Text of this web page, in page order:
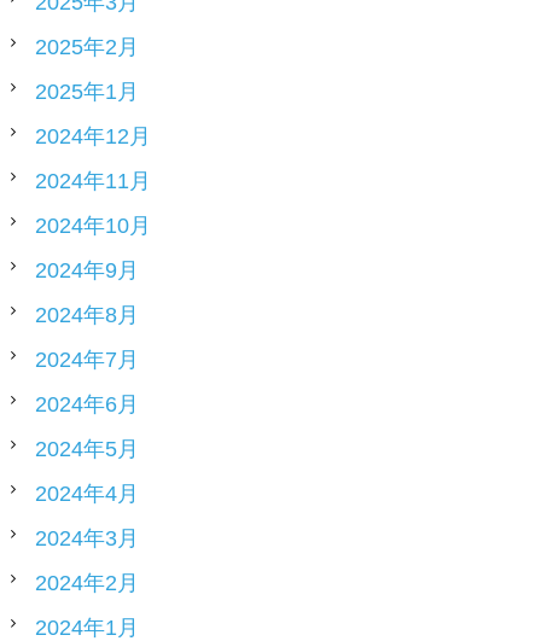
2025年2月
2025年1月
2024年12月
2024年11月
2024年10月
2024年9月
2024年8月
2024年7月
2024年6月
2024年5月
2024年4月
2024年3月
2024年2月
2024年1月